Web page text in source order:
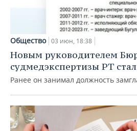
Общество 03 июн, 18:38
Новым руководителем
судмедэкспертизы РТ
Ранее он занимал должность